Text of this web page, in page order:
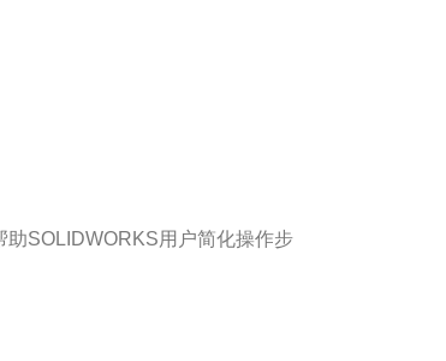
SOLIDWORKS用户简化操作步